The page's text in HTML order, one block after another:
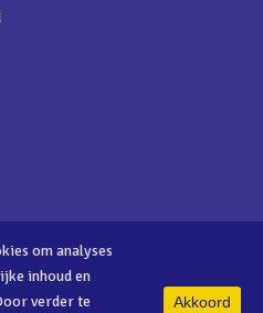
om analyses
inhoud en
verder te
Akkoord